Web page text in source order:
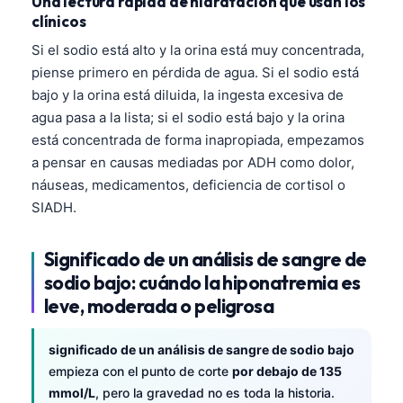
clínicos
Si el sodio está alto y la orina está muy concentrada,
piense primero en pérdida de agua. Si el sodio está
bajo y la orina está diluida, la ingesta excesiva de
agua pasa a la lista; si el sodio está bajo y la orina
está concentrada de forma inapropiada, empezamos
a pensar en causas mediadas por ADH como dolor,
náuseas, medicamentos, deficiencia de cortisol o
SIADH.
Significado de un análisis de sangre de
sodio bajo: cuándo la hiponatremia es
leve, moderada o peligrosa
significado de un análisis de sangre de sodio bajo
empieza con el punto de corte por debajo de 135
mmol/L, pero la gravedad no es toda la historia.